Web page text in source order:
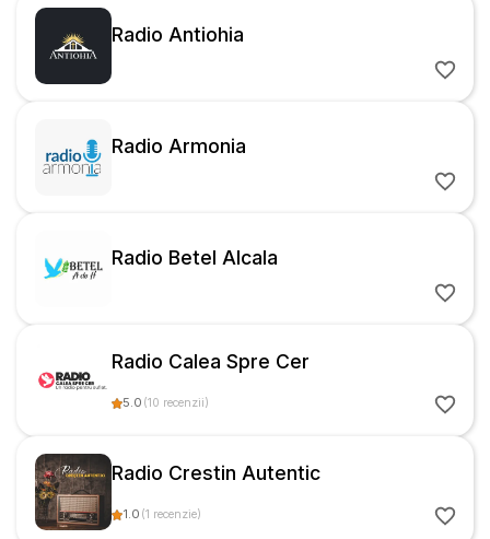
Radio Antiohia
Radio Armonia
Radio Betel Alcala
Radio Calea Spre Cer
5.0 (10 recenzii)
Radio Crestin Autentic
1.0 (1 recenzie)